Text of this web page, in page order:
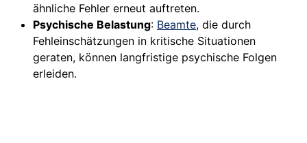
ähnliche Fehler erneut auftreten.
Psychische Belastung: Beamte, die durch
Fehleinschätzungen in kritische Situationen
geraten, können langfristige psychische Folgen
erleiden.